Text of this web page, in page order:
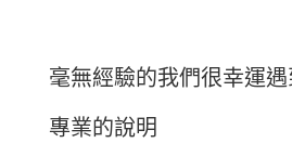
毫無經驗的我們很幸運
專業的說明